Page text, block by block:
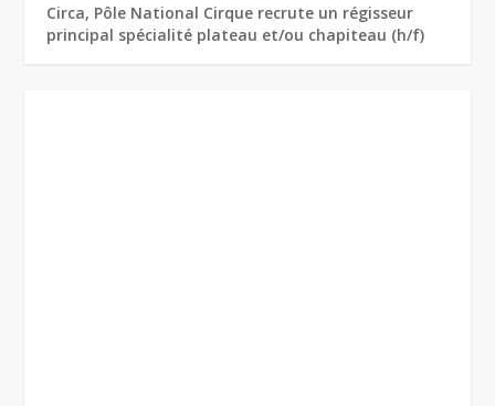
Circa, Pôle National Cirque recrute un régisseur
principal spécialité plateau et/ou chapiteau (h/f)